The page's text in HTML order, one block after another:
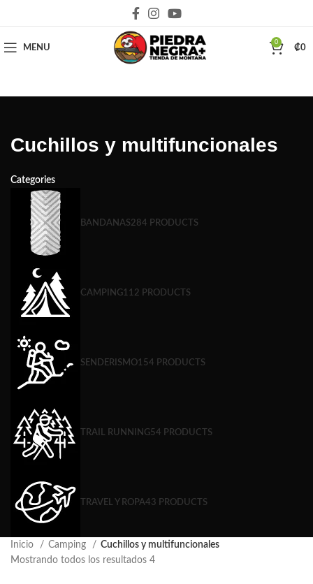
MENU
0
₡0
Cuchillos y multifuncionales
Categories
BANDANAS284 PRODUCTS
CAMPING112 PRODUCTS
SENDERISMO154 PRODUCTS
TRAIL RUNNING54 PRODUCTS
TRAVEL Y ROPA43 PRODUCTS
Inicio Camping
Cuchillos y multifuncionales
Mostrando todos los resultados 4
Deja que la montaña sea parte de tu vida